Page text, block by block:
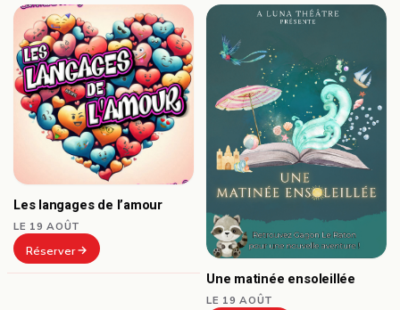
Les langages de l’amour
LE 19 AOÛT
Réserver
Une matinée ensoleillée
LE 19 AOÛT